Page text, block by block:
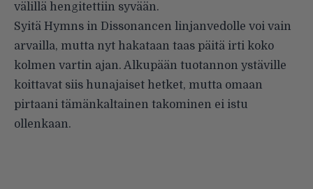
välillä hengitettiin syvään.
Syitä Hymns in Dissonancen linjanvedolle voi vain
arvailla, mutta nyt hakataan taas päitä irti koko
kolmen vartin ajan. Alkupään tuotannon ystäville
koittavat siis hunajaiset hetket, mutta omaan
pirtaani tämänkaltainen takominen ei istu
ollenkaan.